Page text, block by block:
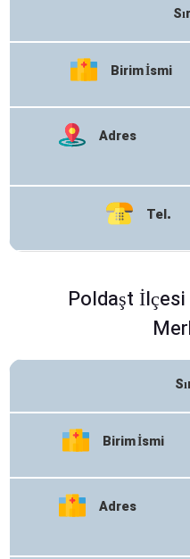
Birim İsmi
Adres
Tel.
Poldaşt İlçesi
Birim İsmi
Adres